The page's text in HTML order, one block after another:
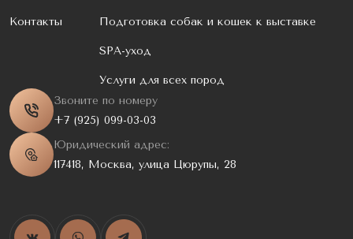
Контакты Подготовка собак и кошек к выставке
SPA-уход
Услуги для всех пород
Звоните по номеру
+7 (925) 099-03-03
Юридический адрес:
117418, Москва, улица Цюрупы, 28